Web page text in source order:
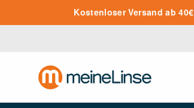
Zum Hauptinhalt springenKostenloser Versand ab 40€